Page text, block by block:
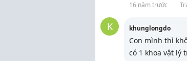
16 năm trước
K khunglongdo
Con mình thì
có 1 khoa vật lý